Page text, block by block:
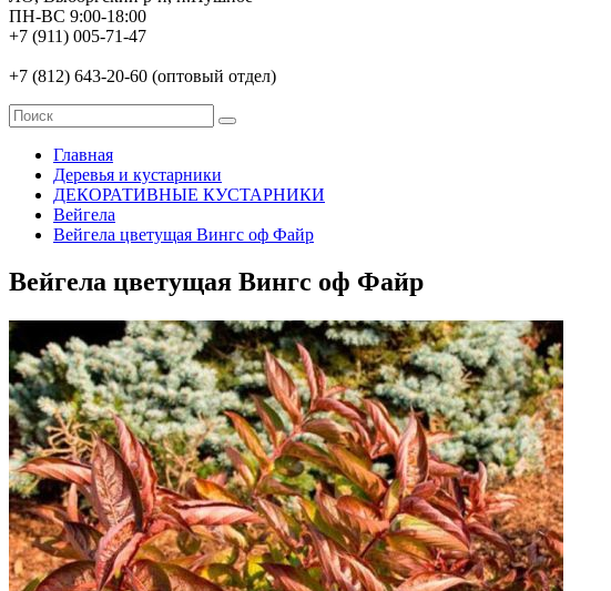
ПН-ВС 9:00-18:00
+7 (911) 005-71-47
+7 (812) 643-20-60 (оптовый отдел)
Главная
Деревья и кустарники
ДЕКОРАТИВНЫЕ КУСТАРНИКИ
Вейгела
Вейгела цветущая Вингс оф Файр
Вейгела цветущая Вингс оф Файр